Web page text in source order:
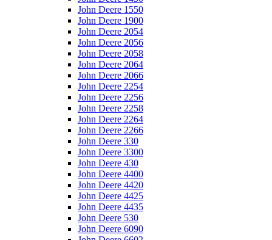
John Deere 1550
John Deere 1900
John Deere 2054
John Deere 2056
John Deere 2058
John Deere 2064
John Deere 2066
John Deere 2254
John Deere 2256
John Deere 2258
John Deere 2264
John Deere 2266
John Deere 330
John Deere 3300
John Deere 430
John Deere 4400
John Deere 4420
John Deere 4425
John Deere 4435
John Deere 530
John Deere 6090